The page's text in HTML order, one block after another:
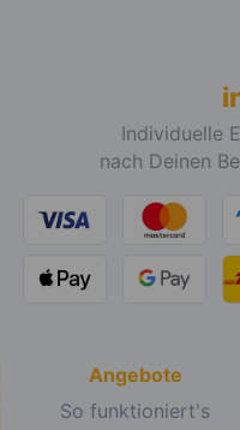
Individuelle
nach Deinen
Angebote
So funktioniert's